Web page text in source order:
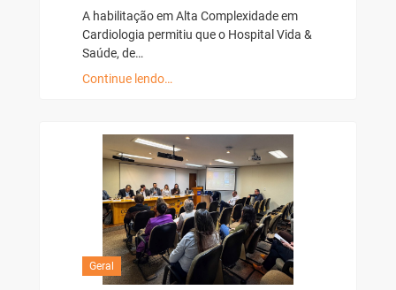
A habilitação em Alta Complexidade em
Cardiologia permitiu que o Hospital Vida &
Saúde, de…
Continue lendo…
Geral